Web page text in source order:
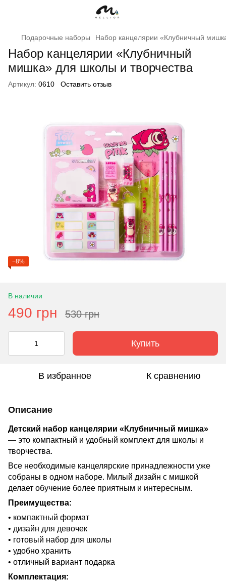
Подарочные наборы Набор канцелярии «Клубничный
Набор канцелярии «Клубничный
мишка» для школы и творчества
Артикул: 0610 Оставить отзыв
−8%
В наличии
490 грн 530 грн
Купить
В избранное К сравнению
Описание
Детский набор канцелярии «Клубничный мишка»
— это компактный и удобный комплект для школы и
творчества.
Все необходимые канцелярские принадлежности уже
собраны в одном наборе. Милый дизайн с мишкой
делает обучение более приятным и интересным.
Преимущества:
• компактный формат
• дизайн для девочек
• готовый набор для школы
• удобно хранить
• отличный вариант подарка
Комплектация: